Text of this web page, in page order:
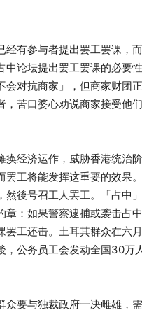
经有参与者提出罢工罢课，
中论坛提出罢工罢课的必要
会对抗商家」，但商家财团
，苦口婆心劝说商家接受他
痪经济运作，威胁香港统治
罢工将能发挥这重要的效果
然後号召工人罢工。「占中
章：如果警察逮捕或袭击占
罢工还击。土耳其群众在六
，公务员工会发动全国30万
众要与独裁政府一决雌雄，